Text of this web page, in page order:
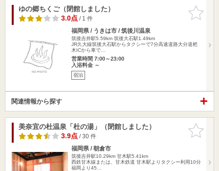
お気に入
りに追加
ゆの郷ちくご（閉館しました）
3.0点/ 1 件
福岡県 / うきは市 / 筑後川温泉
筑後吉井駅5.59km 筑後大石駅1.49km
JR久大線筑後大石駅からタクシーで7分高速道路大分道杷
木ICから車で…
営業時間 7:00～23:00
入浴料金 ～
宿泊
関連情報から探す
お気に入
りに追加
美奈宜の杜温泉「杜の湯」（閉館しました）
3.9点/ 30 件
福岡県 / 朝倉市
筑後吉井駅10.29km 甘木駅5.41km
西鉄甘木線または、甘木鉄道 甘木駅よりタクシー利用10分
福岡より45…